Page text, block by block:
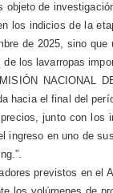
de
los indicios de la
de 2025, sino
los lavarropas
NACIONAL
hacia el final del
junto con
ingreso en uno de
previstos en